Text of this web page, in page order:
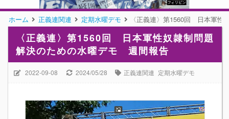
ホーム 正義連関連 定期水曜デモ 〈正義連〉第1560回 日本軍
〈正義連〉第1560回 日本軍性奴隷制問題
解決のための水曜デモ 週間報告
2022-09-08 2024/05/28 正義連関連 定期水曜デモ